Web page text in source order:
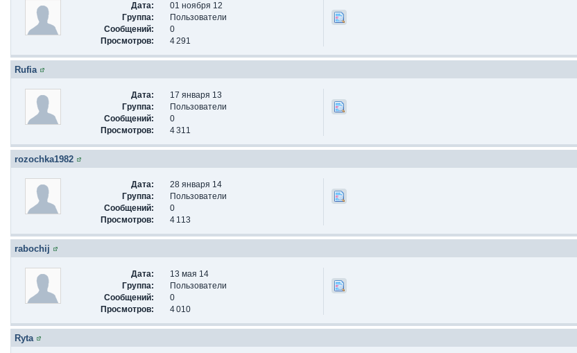
Дата:
01 ноября 12
Группа:
Пользователи
Сообщений:
0
Просмотров:
4 291
Rufia
Дата:
17 января 13
Группа:
Пользователи
Сообщений:
0
Просмотров:
4 311
rozochka1982
Дата:
28 января 14
Группа:
Пользователи
Сообщений:
0
Просмотров:
4 113
rabochij
Дата:
13 мая 14
Группа:
Пользователи
Сообщений:
0
Просмотров:
4 010
Ryta